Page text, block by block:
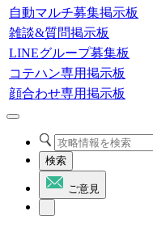
自動マルチ募集掲示板
雑談&質問掲示板
LINEグループ募集板
コテハン専用掲示板
顔合わせ専用掲示板
検索
ご意見